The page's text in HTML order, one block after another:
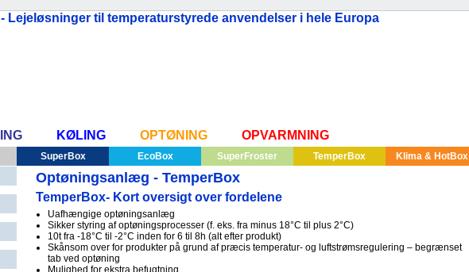
Lejeløsninger til temperaturstyrede anvendelser i hele Europa
KØLING OPTØNING OPVARMNING
SuperBox EcoBox SuperFroster TemperBox Klima & HotBox
Optøningsanlæg - TemperBox
TemperBox- Kort oversigt over fordelene
Uafhængige optøningsanlæg
Sikker styring af optøningsprocesser (f. eks. fra minus 18°C til plus 2°C)
10t fra -18°C til -2°C inden for 6 til 8h (alt efter produkt)
Skånsom over for produkter på grund af præcis temperatur- og luftstrømsregulering – begrænset
tab ved optøning